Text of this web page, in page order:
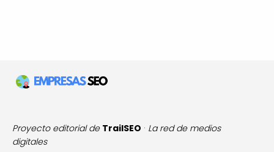
Proyecto editorial de TrailSEO · La red de medios
digitales